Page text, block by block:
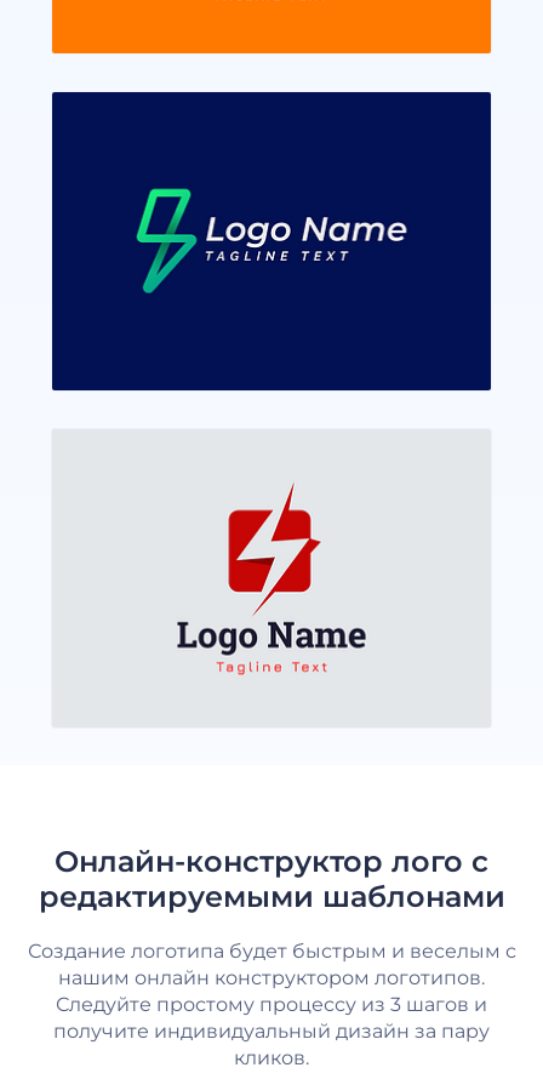
Онлайн-конструктор лого с
редактируемыми шаблонами
Создание логотипа будет быстрым и веселым с
нашим онлайн конструктором логотипов.
Следуйте простому процессу из 3 шагов и
получите индивидуальный дизайн за пару
кликов.